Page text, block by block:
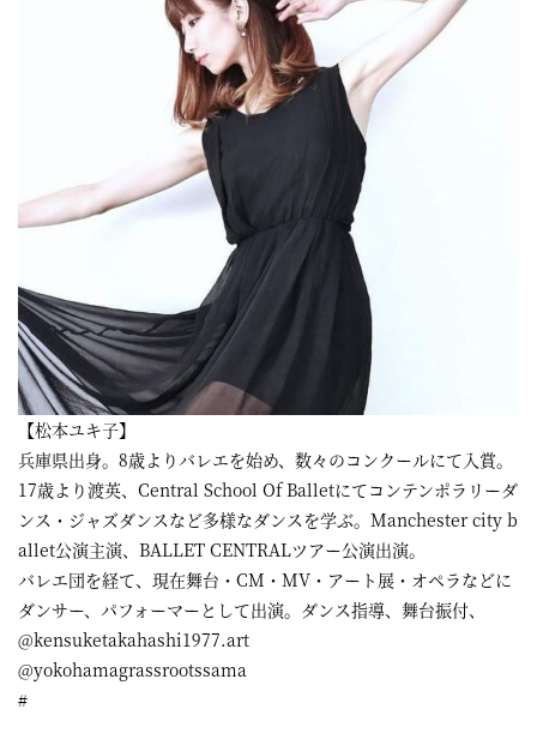
【松本ユキ子】
兵庫県出身。8歳よりバレエを始め、数々のコンクールにて入賞。
17歳より渡英、Central School Of Balletにてコンテンポラリーダ
ンス・ジャズダンスなど多様なダンスを学ぶ。Manchester city b
allet公演主演、BALLET CENTRALツアー公演出演。
バレエ団を経て、現在舞台・CM・MV・アート展・オペラなどに
ダンサー、パフォーマーとして出演。ダンス指導、舞台振付、
@kensuketakahashi1977.art
@yokohamagrassrootssama
#